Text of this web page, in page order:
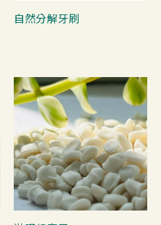
自然分解牙刷